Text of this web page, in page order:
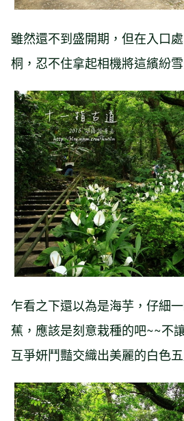
雖然還不到盛開期，但在入口
桐，忍不住拿起相機將這繽紛
乍看之下還以為是海芋，仔細
蕉，應該是刻意栽種的吧~~不
互爭妍鬥豔交織出美麗的白色